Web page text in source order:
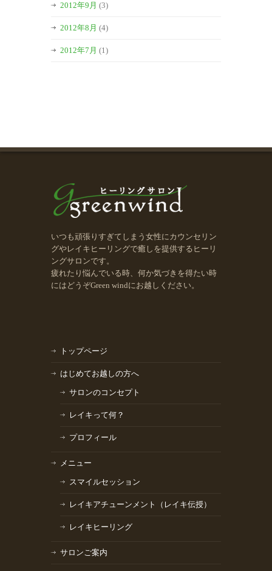
2012年9月 (3)
2012年8月 (4)
2012年7月 (1)
いつも頑張りすぎてしまう女性にカウンセリン
グやレイキヒーリングで癒しを提供するヒーリ
ングサロンです。
疲れたり悩んでいる時、何か気づきを得たい時
にはどうぞGreen windにお越しください。
トップページ
はじめてお越しの方へ
サロンのコンセプト
レイキって何？
プロフィール
メニュー
スマイルセッション
レイキアチューンメント（レイキ伝授）
レイキヒーリング
サロンご案内